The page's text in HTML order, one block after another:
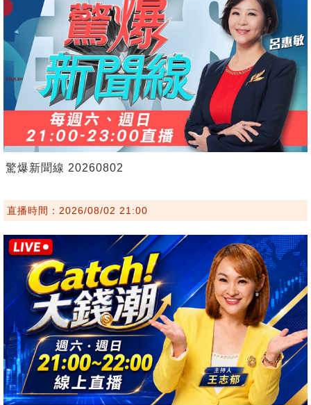
驚爆新聞線 20260802
直播時間：2026/08/02 21:00